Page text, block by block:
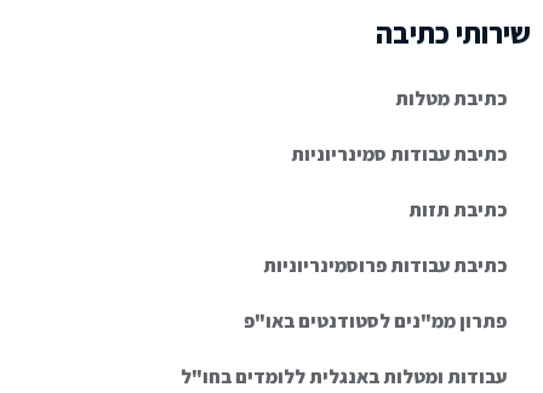
שירותי כתיבה
כתיבת מטלות
כתיבת עבודות סמינריוניות
כתיבת תזות
כתיבת עבודות פרוסמינריוניות
פתרון ממ"נים לסטודנטים באו"פ
עבודות ומטלות באנגלית ללומדים בחו"ל